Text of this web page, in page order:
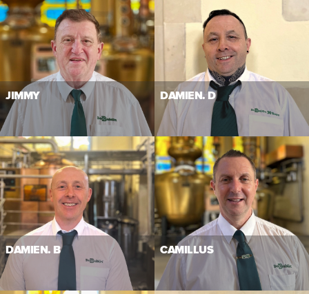
JIMMY DAMIEN. D
DAMIEN. B CAMILLUS